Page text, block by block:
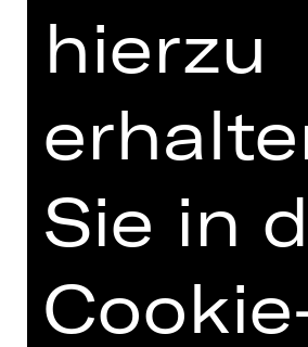
Opernfreunde
hierzu
Sie in